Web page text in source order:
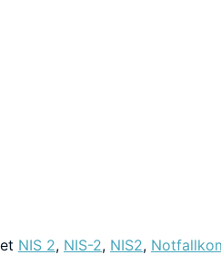
NIS 2, NIS-2, NIS2,